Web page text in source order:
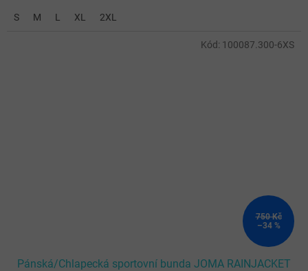
S M L XL 2XL
750 Kč
–34 %
Pánská/Chlapecká sportovní bunda JOMA RAINJACKET
Kód: 100087.300-6XS